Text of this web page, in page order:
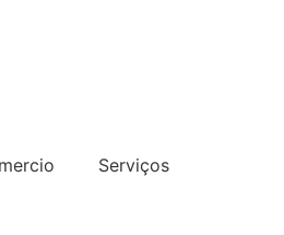
Serviços